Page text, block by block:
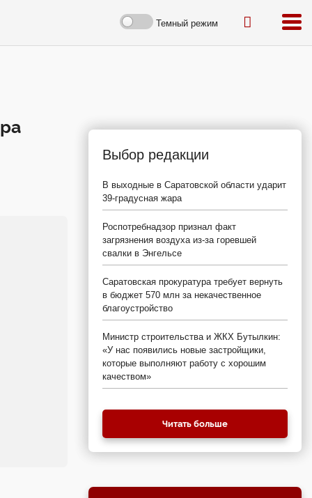
Темный режим
Выбор редакции
В выходные в Саратовской области ударит
39-градусная жара
Роспотребнадзор признал факт
загрязнения воздуха из-за горевшей
свалки в Энгельсе
Саратовская прокуратура требует вернуть
в бюджет 570 млн за некачественное
благоустройство
Министр строительства и ЖКХ Бутылкин:
«У нас появились новые застройщики,
которые выполняют работу с хорошим
качеством»
Читать больше